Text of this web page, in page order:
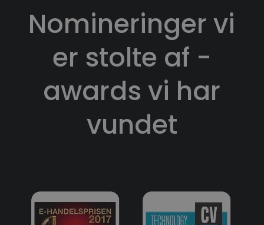
Nomineringer vi
er stolte af -
awards vi har
vundet